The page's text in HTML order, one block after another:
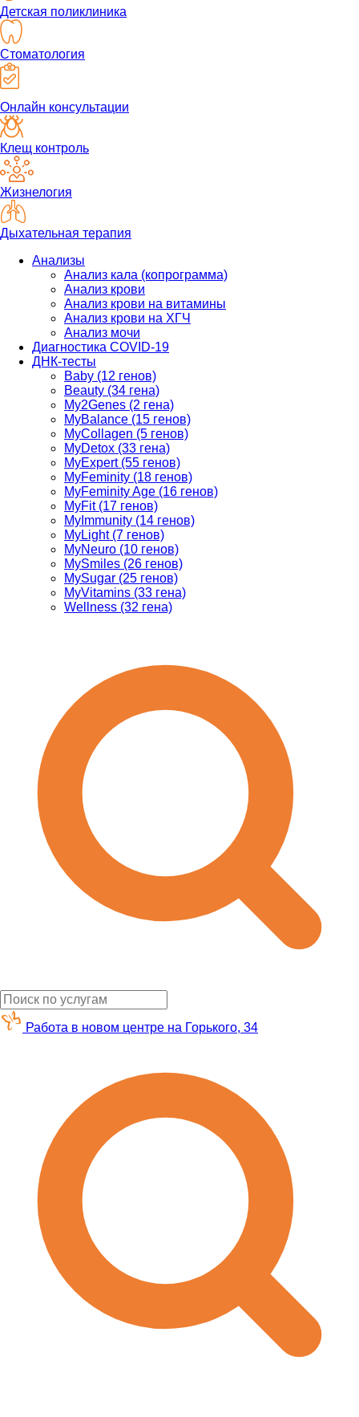
Детская поликлиника
Стоматология
Онлайн консультации
Клещ контроль
Жизнелогия
Дыхательная терапия
Анализы
Анализ кала (копрограмма)
Анализ крови
Анализ крови на витамины
Анализ крови на ХГЧ
Анализ мочи
Диагностика COVID-19
ДНК-тесты
Baby (12 генов)
Beauty (34 гена)
My2Genes (2 гена)
MyBalance (15 генов)
MyCollagen (5 генов)
MyDetox (33 гена)
MyExpert (55 генов)
MyFeminity (18 генов)
MyFeminity Age (16 генов)
MyFit (17 генов)
MyImmunity (14 генов)
MyLight (7 генов)
MyNeuro (10 генов)
MySmiles (26 генов)
MySugar (25 генов)
MyVitamins (33 гена)
Wellness (32 гена)
Работа в новом центре на Горького, 34